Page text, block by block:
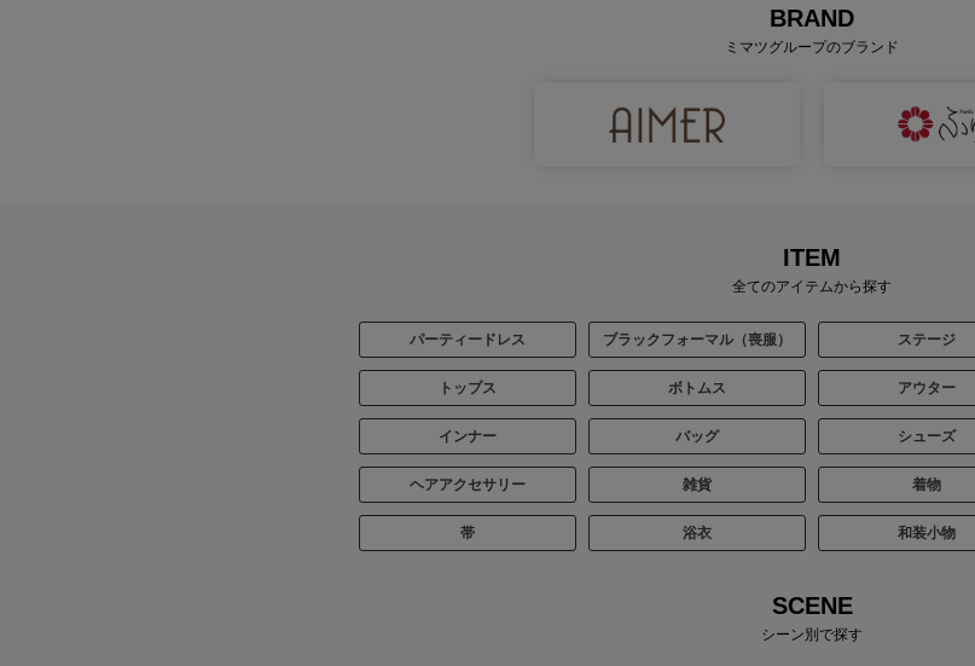
BRAND
ミマツグループのブランド
ITEM
全てのアイテムから探す
パーティードレス ブラックフォーマル（喪服） ステージ
トップス ボトムス アウター
インナー バッグ シューズ
ヘアアクセサリー 雑貨 着物
帯 浴衣 和装小物
SCENE
シーン別で探す